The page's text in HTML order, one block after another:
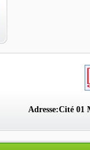
Adresse:Cité